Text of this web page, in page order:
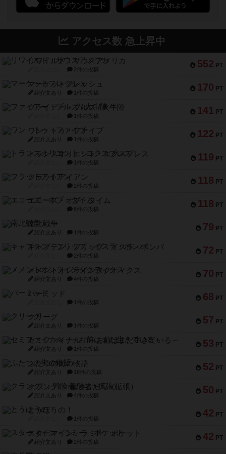
アクセス数 急上昇中
552 PT
リワイルド：サウスアメリカ
2件の投稿
170 PT
マーケットフレッシュ
紹介文あり 1件の投稿
141 PT
ファイアー・ブルズ / 火牛陣
1件の投稿
122 PT
ワン・トゥ・ファイブ
紹介文あり 1件の投稿
119 PT
トランスオリエント・エクスプレス
1件の投稿
118 PT
フラットアイアン
2件の投稿
118 PT
エコーズ・オブ・タイム
8件の投稿
79 PT
南北戦争
紹介文あり 1件の投稿
72 PT
キャプテン・フリップ：イスラ・ボンバ
2件の投稿
70 PT
メメントオンラインタクティクス
紹介文あり 4件の投稿
68 PT
パーミッド
1件の投稿
57 PT
クリーグ
紹介文あり 1件の投稿
53 PT
セミファイナル ～お前はまだ生きている～
紹介文あり 1件の投稿
52 PT
ふたつの街の物語
紹介文あり 18件の投稿
50 PT
クランク! ：冒険者たち（拡張）
紹介文あり 4件の投稿
42 PT
とうほうの！
1件の投稿
42 PT
スターマイン・ラミー ポケット
紹介文あり 2件の投稿